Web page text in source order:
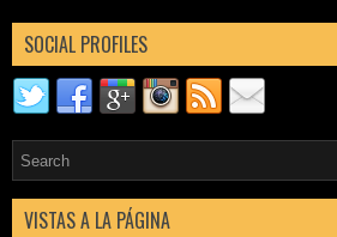
SOCIAL PROFILES
VISTAS A LA PÁGINA